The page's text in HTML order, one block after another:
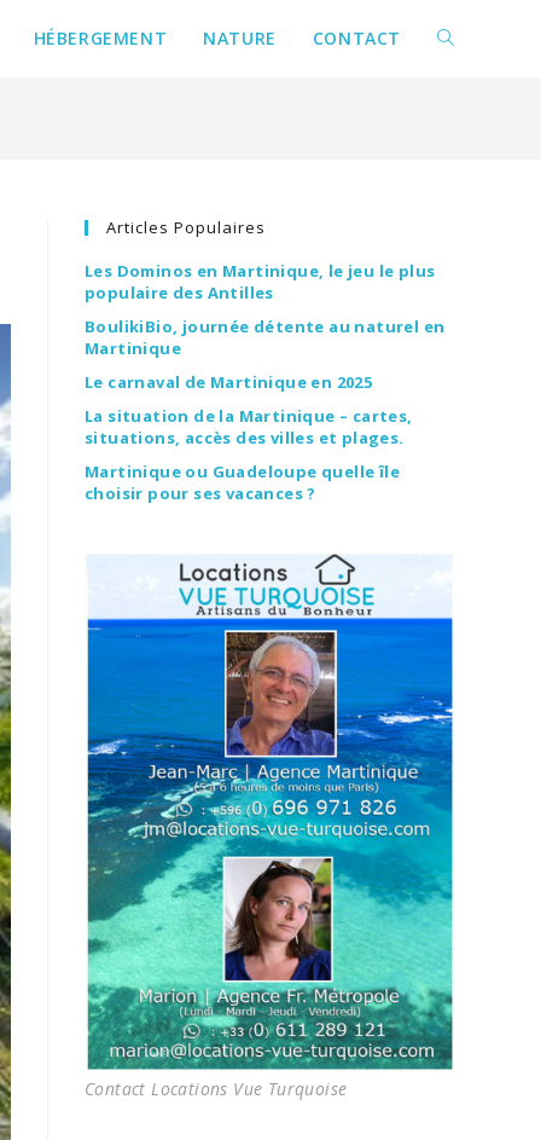
HÉBERGEMENT NATURE CONTACT
Articles Populaires
Les Dominos en Martinique, le jeu le plus
populaire des Antilles
BoulikiBio, journée détente au naturel en
Martinique
Le carnaval de Martinique en 2025
La situation de la Martinique – cartes,
situations, accès des villes et plages.
Martinique ou Guadeloupe quelle île
choisir pour ses vacances ?
Contact Locations Vue Turquoise